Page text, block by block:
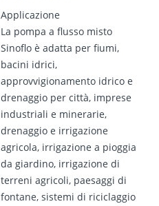
Applicazione
La pompa a flusso misto
Sinoflo è adatta per fiumi,
bacini idrici,
approvvigionamento idrico e
drenaggio per città, imprese
industriali e minerarie,
drenaggio e irrigazione
agricola, irrigazione a pioggia
da giardino, irrigazione di
terreni agricoli, paesaggi di
fontane, sistemi di riciclaggio